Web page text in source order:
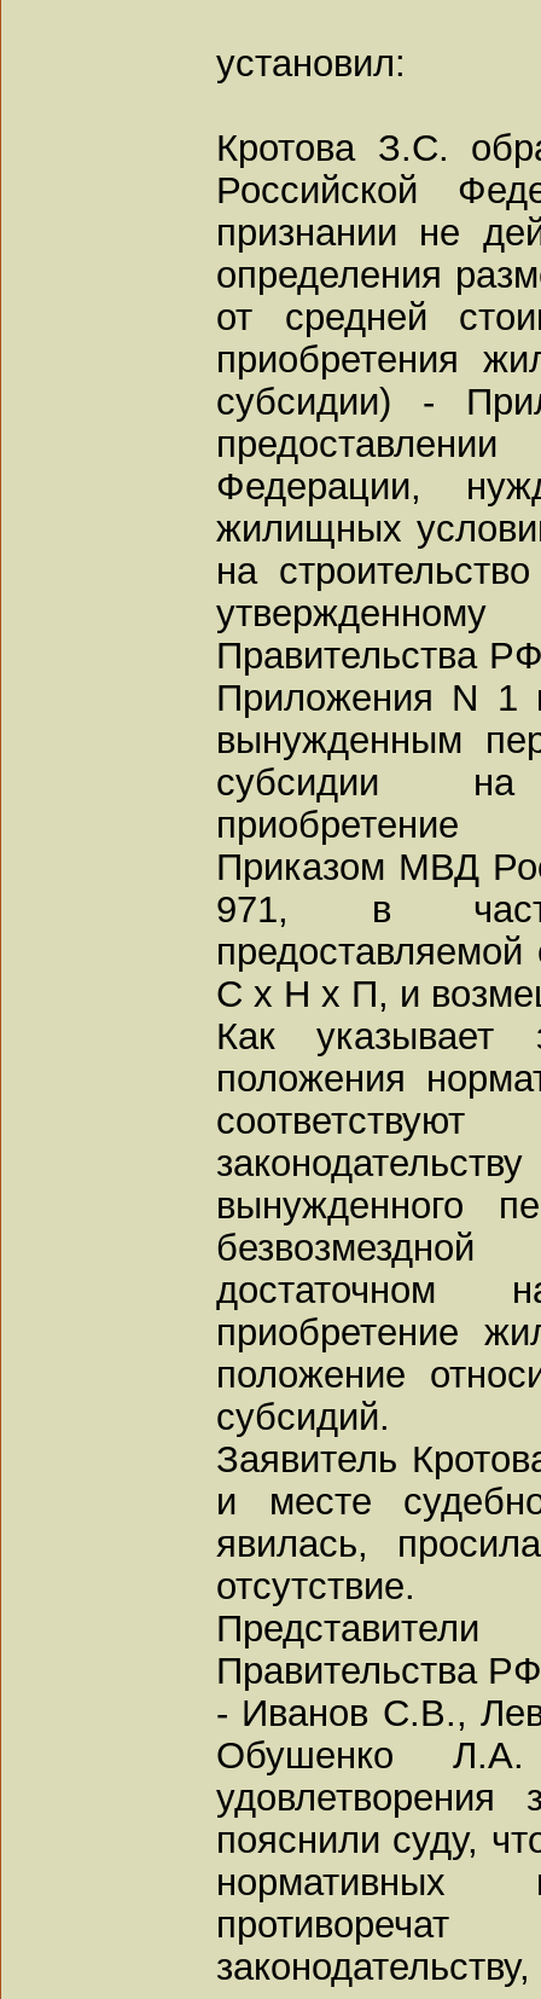
установил:
Кротова З.С.
Российской
признании не
определения
от средней
приобретения
субсидии) -
Федерации,
жилищных
на
Правительства
Приложения N 1
вынужденным
субсидии на
приобретение
Приказом МВД
971, в
С х Н х П, и
Как указывает
положения
вынужденного
достаточном
приобретение
положение
субсидий.
Заявитель
и месте
явилась,
отсутствие.
Правительства
- Иванов С.В.,
Обушенко
удовлетворения
пояснили суду,